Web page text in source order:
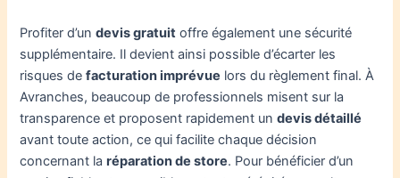
Profiter d’undevis gratuit offre également une sécurité
supplémentaire. Il devient ainsi possible d’écarter les
risques defacturation imprévue lors du règlement final. À
Avranches, beaucoup de professionnels misent sur la
transparence et proposent rapidement undevis détaillé
avant toute action, ce qui facilite chaque décision
concernant laréparation de store. Pour bénéficier d’un